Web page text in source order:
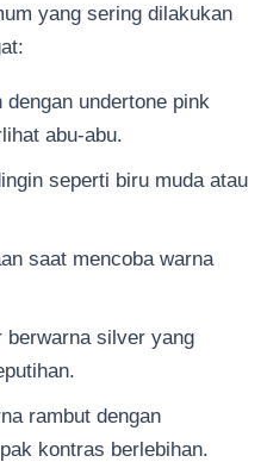
yang sering dilakukan
dengan undertone pink
abu-abu.
seperti biru muda atau
saat mencoba warna
berwarna silver yang
rambut dengan
kontras berlebihan.